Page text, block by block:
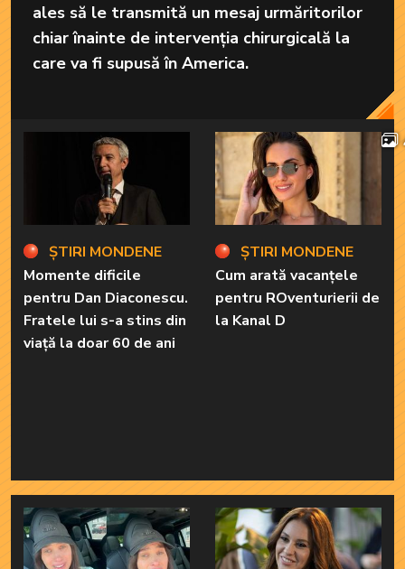
ales să le transmită un mesaj urmăritorilor
chiar înainte de intervenția chirurgicală la
care va fi supusă în America.
ȘTIRI MONDENE
Momente dificile
pentru Dan Diaconescu.
Fratele lui s-a stins din
viață la doar 60 de ani
ȘTIRI MONDENE
Cum arată vacanțele
pentru ROventurierii de
la Kanal D